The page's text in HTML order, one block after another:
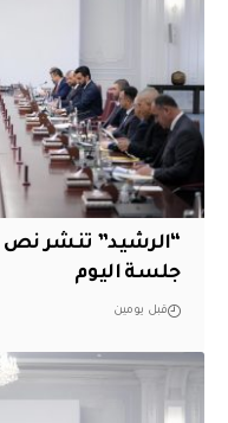
“الرشيد” تنشر نص
جلسة اليوم
قبل يومين